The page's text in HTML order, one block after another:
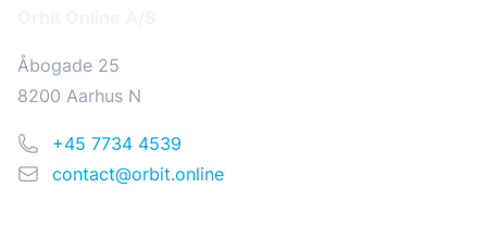
Åbogade 25
8200 Aarhus N
Telefon+45 7734 4539
Emailcontact@orbit.online